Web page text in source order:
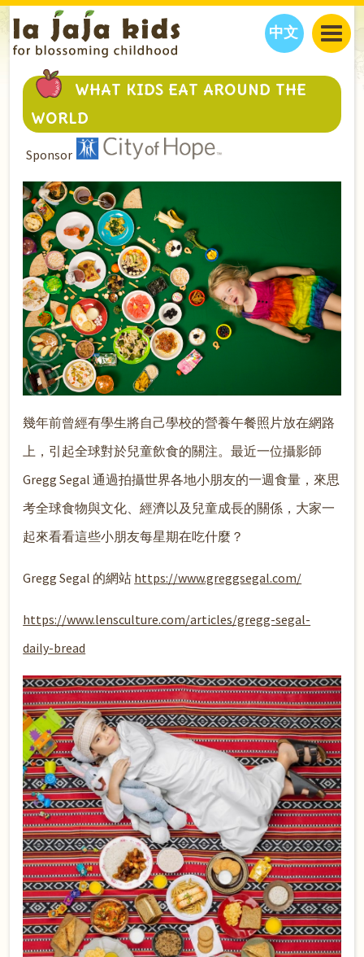
中文
JAJA’S WORLD
CLASSES
INTERVIEWS
EVENTS
THINGS TO DO
JAJA’S PICKS
FAMILY WELLNESS
EDUCATION
ABOUT
PARTNERS
WHAT KIDS EAT AROUND THE
WORLD
Sponsor
幾年前曾經有學生將自己學校的營養午餐照片放在網路
上，引起全球對於兒童飲食的關注。最近一位攝影師
Gregg Segal 通過拍攝世界各地小朋友的一週食量，來思
考全球食物與文化、經濟以及兒童成長的關係，大家一
起來看看這些小朋友每星期在吃什麼？
Gregg Segal 的網站 https://www.greggsegal.com/
https://www.lensculture.com/articles/gregg-segal-
daily-bread